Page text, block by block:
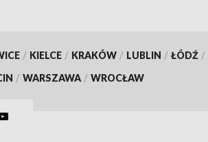
/ KIELCE / KRAKÓW / LUBLIN / ŁÓDŹ /
/ WARSZAWA / WROCŁAW